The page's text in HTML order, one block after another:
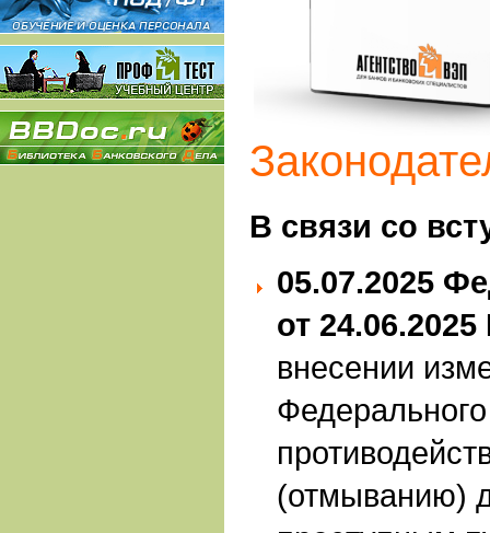
В связи со
05.07.2025
от
внесении
(отмыванию)